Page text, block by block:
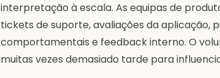
interpretação à escala. As equipas de
tickets de suporte, avaliações da aplicação,
comportamentais e feedback interno. O
muitas vezes demasiado tarde para